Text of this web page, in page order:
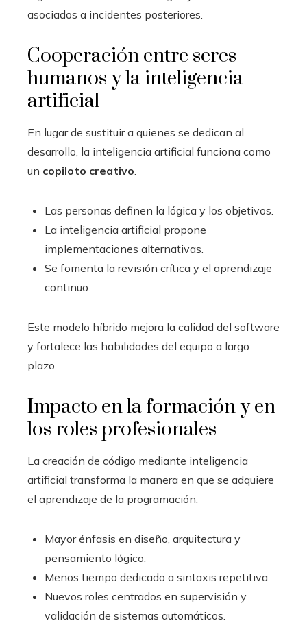
asociados a incidentes posteriores.
Cooperación entre seres
humanos y la inteligencia
artificial
En lugar de sustituir a quienes se dedican al
desarrollo, la inteligencia artificial funciona como
un copiloto creativo
Las personas definen la lógica y los objetivos.
La inteligencia artificial propone
implementaciones alternativas.
Se fomenta la revisión crítica y el aprendizaje
continuo.
Este modelo híbrido mejora la calidad del software
y fortalece las habilidades del equipo a largo
plazo.
Impacto en la formación y en
los roles profesionales
La creación de código mediante inteligencia
artificial transforma la manera en que se adquiere
el aprendizaje de la programación.
Mayor énfasis en diseño, arquitectura y
pensamiento lógico.
Menos tiempo dedicado a sintaxis repetitiva.
Nuevos roles centrados en supervisión y
validación de sistemas automáticos.